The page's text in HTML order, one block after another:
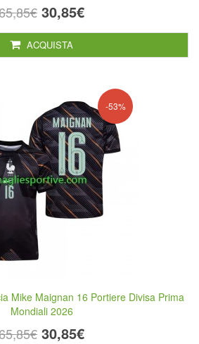
30,85€
ACQUISTA
-53%
Mike Maignan 16 Portiere Divisa Prima
Mondiali 2026
30,85€